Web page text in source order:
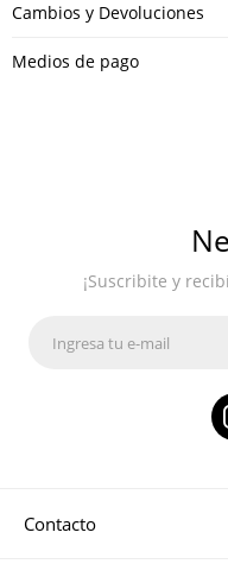
Cambios y Devoluciones
Medios de pago
Contacto
¡Suscribite y